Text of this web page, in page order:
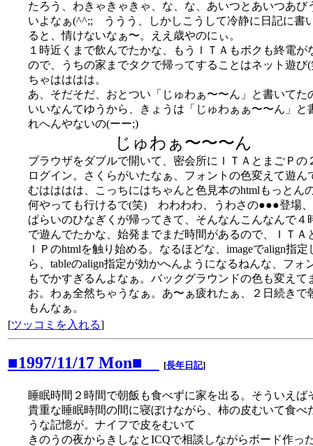
たろう、わきゃきゃきゃ、な、な、あいつとあいつあび
いよなぁ(^^;; ううう、しかしこうして冷静に日記に書
ると、情けないなぁ〜。ええ歳やのにぃ。
１時近くまで飲んでたかな、もうＩＴＡもボクも終電が
ので、うちの家までタクで帰ってすることはネット遊
ちゃはははは。
あ、そだそだ、おとつい「じゅわぁ〜〜ん」と書いてた
いいなんてゆうから、きょうは「じゅわぁぁ〜〜ん」と
れへんやないの(ーー;)
じゅわぁ〜〜〜ん
ブラウザをダブルで開いて、密会所にＩＴＡとまごＰの
ログイン。さくらがいたなぁ、フォントの色変えて遊ん
むはははは、こっちにはちゃんと色見本のhtmlもっとん
何やっても行けるで(笑) わわわわ、うわさの●●●登場
ぱらいのひなぎくが帰ってきて、そんなんこんなんで４
で遊んでたかな、始発までまだ時間があるので、ＩＴＡ
ＩＰのhtmlを触り始める。なるほどな、imageでalign指定
ら、tableのalign指定が効かへんようになるねんな、フォ
もでかすぎるんよなぁ。バックグラウンドの色も変えて
お。わぁ全然ちゃうなぁ。あ〜ぁ疲れたぁ、２日続きで
もんなぁ。
[ツッコミを入れる]
■1997/11/17 Mon■ [長年日記]
睡眠時間２時間で朝飯も食べずに家を出る。そういえば
貴重な睡眠時間の間に寝ぼけながら、柿の皮むいて食べ
うな記憶が。ナイフで皮をむいて
きのうの夜からきしなとICQで相談しながらボード作っ